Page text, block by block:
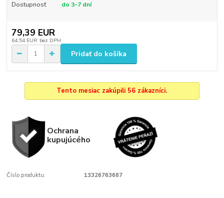
Dostupnosť do 3-7 dní
79,39 EUR
64,54 EUR bez DPH
Pridať do košíka
Tento mesiac zakúpili 56 zákazníci.
Ochrana
kupujúcého
Číslo produktu: 13326763687